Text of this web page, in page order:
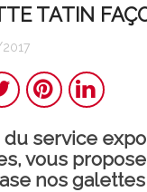
real traditional
TATIN
service
vous
nos